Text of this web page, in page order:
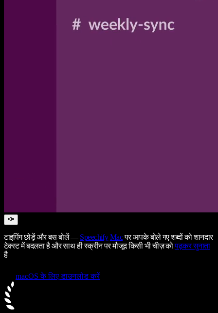
टाइपिंग छोड़ें और बस बोलें — Speechify Macपर आपके बोले गए शब्दों को शानदार
टेक्स्ट में बदलता है और साथ ही स्क्रीन पर मौजूद किसी भी चीज़ कोपढ़कर सुनाता
है
macOS के लिए डाउनलोड करें